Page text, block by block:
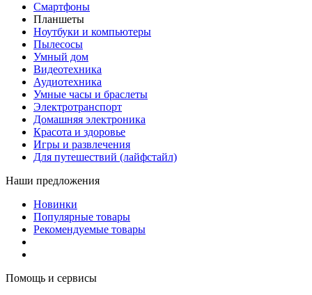
Смартфоны
Планшеты
Ноутбуки и компьютеры
Пылесосы
Умный дом
Видеотехника
Аудиотехника
Умные часы и браслеты
Электротранспорт
Домашняя электроника
Красота и здоровье
Игры и развлечения
Для путешествий (лайфстайл)
Наши предложения
Новинки
Популярные товары
Рекомендуемые товары
Помощь и сервисы